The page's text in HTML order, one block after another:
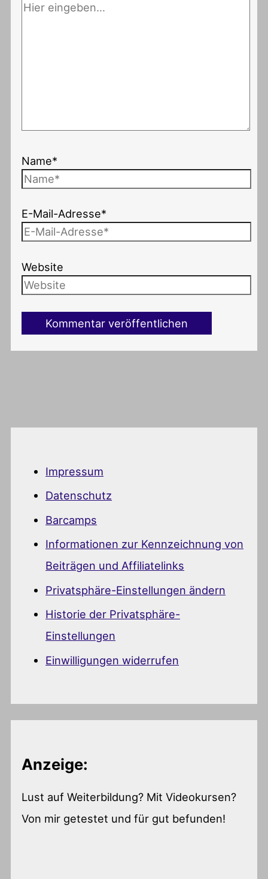
Name*
E-Mail-Adresse*
Website
Impressum
Datenschutz
Barcamps
Informationen zur Kennzeichnung von
Beiträgen und Affiliatelinks
Privatsphäre-Einstellungen ändern
Historie der Privatsphäre-
Einstellungen
Einwilligungen widerrufen
Anzeige:
Lust auf Weiterbildung? Mit Videokursen?
Von mir getestet und für gut befunden!